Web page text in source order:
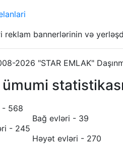
reklam bannerlərinin və
2026 "STAR EMLAK"
ümumi statistikası
- 568
- 245
Bağ evləri - 39
Həyət evləri - 270